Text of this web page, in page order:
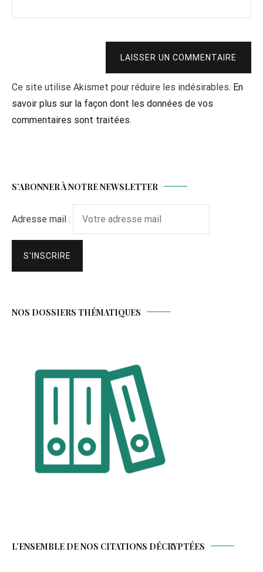
LAISSER UN COMMENTAIRE
Ce site utilise Akismet pour réduire les indésirables. En
savoir plus sur la façon dont les données de vos
commentaires sont traitées.
S’ABONNER À NOTRE NEWSLETTER
Adresse mail :
NOS DOSSIERS THÉMATIQUES
L’ENSEMBLE DE NOS CITATIONS DÉCRYPTÉES